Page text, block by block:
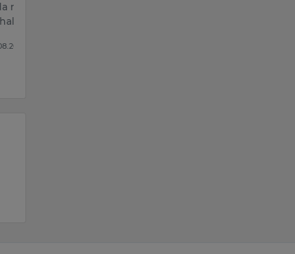
mashhurlikka
OAVl…